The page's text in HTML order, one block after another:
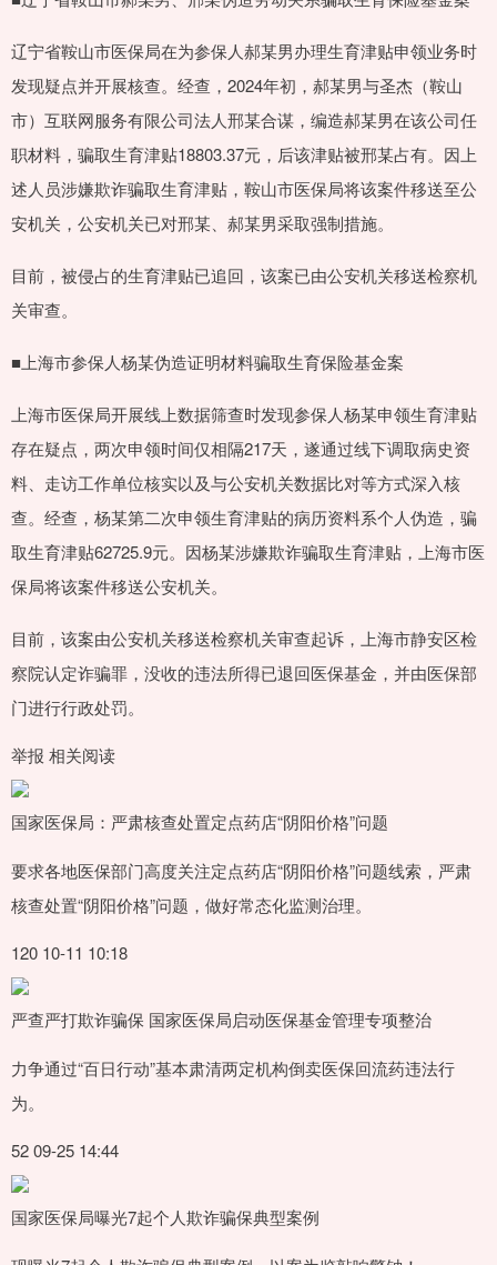
辽宁省鞍山市医保局在为参保人郝某男办理生育津贴申领业务时
发现疑点并开展核查。经查，2024年初，郝某男与圣杰（鞍山
市）互联网服务有限公司法人邢某合谋，编造郝某男在该公司任
职材料，骗取生育津贴18803.37元，后该津贴被邢某占有。因上
述人员涉嫌欺诈骗取生育津贴，鞍山市医保局将该案件移送至公
安机关，公安机关已对邢某、郝某男采取强制措施。
目前，被侵占的生育津贴已追回，该案已由公安机关移送检察机
关审查。
■上海市参保人杨某伪造证明材料骗取生育保险基金案
上海市医保局开展线上数据筛查时发现参保人杨某申领生育津贴
存在疑点，两次申领时间仅相隔217天，遂通过线下调取病史资
料、走访工作单位核实以及与公安机关数据比对等方式深入核
查。经查，杨某第二次申领生育津贴的病历资料系个人伪造，骗
取生育津贴62725.9元。因杨某涉嫌欺诈骗取生育津贴，上海市医
保局将该案件移送公安机关。
目前，该案由公安机关移送检察机关审查起诉，上海市静安区检
察院认定诈骗罪，没收的违法所得已退回医保基金，并由医保部
门进行行政处罚。
举报 相关阅读
国家医保局：严肃核查处置定点药店“阴阳价格”问题
要求各地医保部门高度关注定点药店“阴阳价格”问题线索，严肃
核查处置“阴阳价格”问题，做好常态化监测治理。
120 10-11 10:18
严查严打欺诈骗保 国家医保局启动医保基金管理专项整治
力争通过“百日行动”基本肃清两定机构倒卖医保回流药违法行
为。
52 09-25 14:44
国家医保局曝光7起个人欺诈骗保典型案例